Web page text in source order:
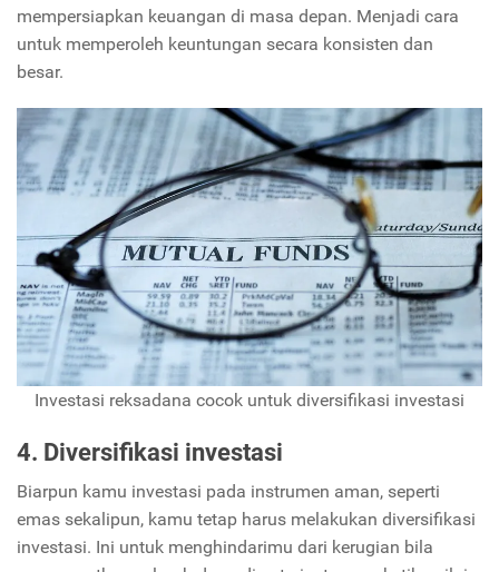
mempersiapkan keuangan di masa depan. Menjadi cara
untuk memperoleh keuntungan secara konsisten dan
besar.
Investasi reksadana cocok untuk diversifikasi investasi
4. Diversifikasi investasi
Biarpun kamu investasi pada instrumen aman, seperti
emas sekalipun, kamu tetap harus melakukan diversifikasi
investasi. Ini untuk menghindarimu dari kerugian bila